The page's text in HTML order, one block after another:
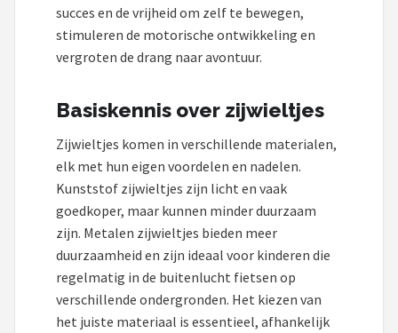
succes en de vrijheid om zelf te bewegen,
stimuleren de motorische ontwikkeling en
vergroten de drang naar avontuur.
Basiskennis over zijwieltjes
Zijwieltjes komen in verschillende materialen,
elk met hun eigen voordelen en nadelen.
Kunststof zijwieltjes zijn licht en vaak
goedkoper, maar kunnen minder duurzaam
zijn. Metalen zijwieltjes bieden meer
duurzaamheid en zijn ideaal voor kinderen die
regelmatig in de buitenlucht fietsen op
verschillende ondergronden. Het kiezen van
het juiste materiaal is essentieel, afhankelijk